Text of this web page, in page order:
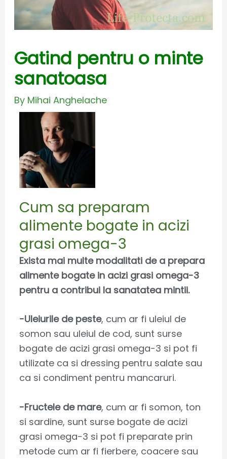
Gatind pentru o minte
sanatoasa
By Mihai Anghelache
Cum sa preparam
alimente bogate in acizi
grasi omega-3
Exista mai multe modalitati de a prepara
alimente bogate in acizi grasi omega-3
pentru a contribui la sanatatea mintii.
-Uleiurile de peste, cum ar fi uleiul de
somon sau uleiul de cod, sunt surse
bogate de acizi grasi omega-3 si pot fi
utilizate ca si dressing pentru salate sau
ca si condiment pentru mancaruri.
-Fructele de mare, cum ar fi somon, ton
si sardine, sunt surse bogate de acizi
grasi omega-3 si pot fi preparate prin
metode cum ar fi fierbere, coacere sau